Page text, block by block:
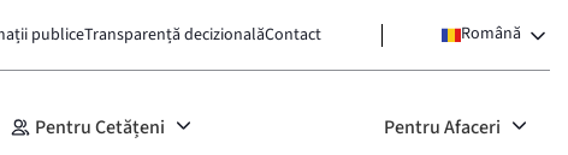
publiceTransparență decizionalăContact Română
Pentru Cetățeni Pentru Afaceri